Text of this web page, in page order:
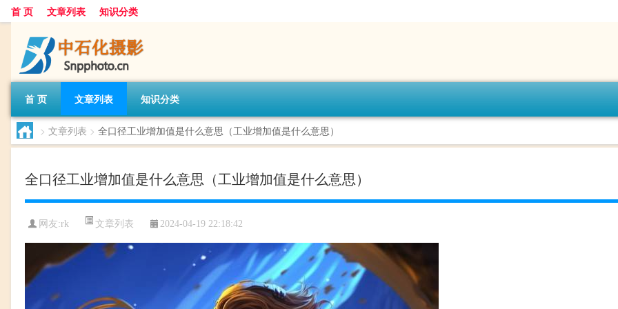
首 页 文章列表 知识分类
首 页 文章列表 知识分类
> 文章列表 > 全口径工业增加值是什么意思（工业增加值是什么意思）
全口径工业增加值是什么意思（工业增加值是什么意思）
网友:rk 文章列表 2024-04-19 22:18:42